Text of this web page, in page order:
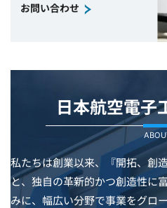
お問い合わせ
日本航空電子
私たちは創業以来、『開拓、創
と、独自の革新的かつ創造性に
みに、幅広い分野で事業をグロ